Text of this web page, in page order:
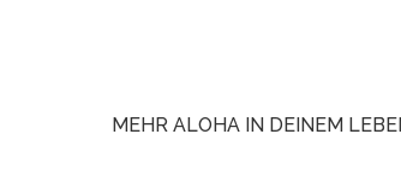
MEHR ALOHA IN DEINEM